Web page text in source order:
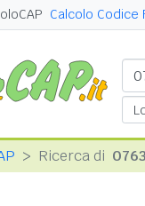
Calcolo Codice
Ricerca di 0763